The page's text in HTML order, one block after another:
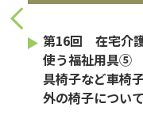
第16回 在宅介
使う福祉用具⑤
具椅子など車椅
外の椅子について